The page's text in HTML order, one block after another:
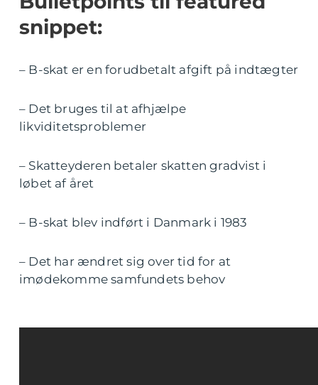
snippet:
– B-skat er en forudbetalt afgift på indtægter
– Det bruges til at afhjælpe
likviditetsproblemer
– Skatteyderen betaler skatten gradvist i
løbet af året
– B-skat blev indført i Danmark i 1983
– Det har ændret sig over tid for at
imødekomme samfundets behov